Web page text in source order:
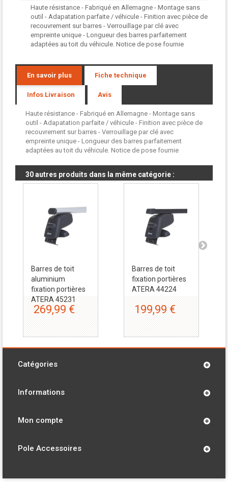
Haute résistance - Fabriqué en Allemagne - Montage sans
outil - Adapatation parfaite / véhicule - Finition avec pièce de
recouvrement sur barres - Verrouillage par clé avec
empreinte unique - Longueur des barres parfaitement
adaptées au toit du véhicule. Notice de pose fournie
En savoir plus Fiche technique
Infos Livraison Avis
Haute résistance - Fabriqué en Allemagne - Montage sans
outil - Adapatation parfaite / véhicule - Finition avec pièce de
recouvrement sur barres - Verrouillage par clé avec
empreinte unique - Longueur des barres parfaitement
adaptées au toit du véhicule. Notice de pose fournie
30 autres produits dans la même catégorie :
Barres de toit
aluminium
fixation portières
ATERA 45231
269,99 €
Barres de toit
fixation portières
ATERA 44224
199,99 €
Catégories
Informations
Mon compte
Pole Accessoires